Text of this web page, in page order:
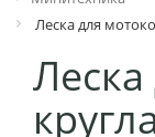
Леска для